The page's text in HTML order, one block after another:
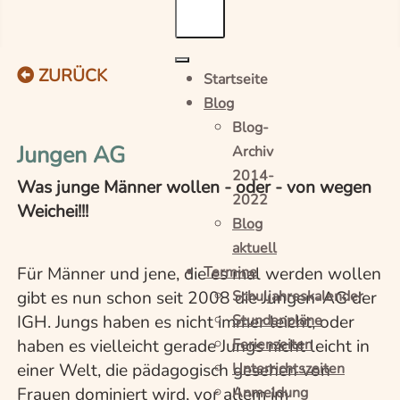
Startseite
Blog
Blog-
Archiv
2014-
2022
Blog
aktuell
Termine
Schuljahreskalender
Stundenpläne
Ferienzeiten
Unterrichtszeiten
Anmeldung
ZURÜCK
Jungen AG
Was junge Männer wollen - oder - von wegen
Weichei!!!
Für Männer und jene, die es mal werden wollen
gibt es nun schon seit 2008 die Jungen-AG der
IGH. Jungs haben es nicht immer leicht, oder
haben es vielleicht gerade Jungs nicht leicht in
einer Welt, die pädagogisch gesehen von
Frauen dominiert wird, vor allem im